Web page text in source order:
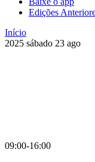
Edições
Início
2025 sábado 23 ago
09:00-16:00